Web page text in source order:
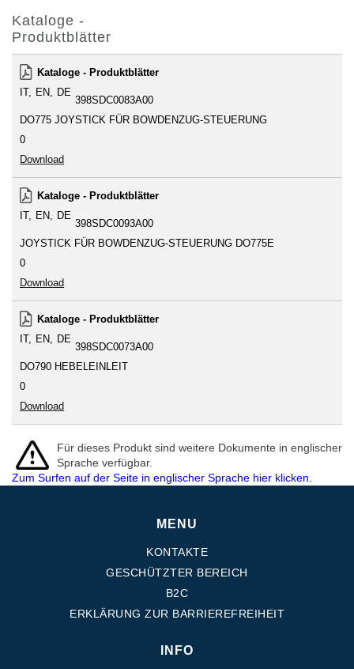
Kataloge -
Produktblätter
Kataloge - Produktblätter
IT
EN DE
398SDC0083A00
DO775 JOYSTICK FÜR BOWDENZUG-STEUERUNG
0
Download
Kataloge - Produktblätter
IT
EN DE
398SDC0093A00
JOYSTICK FÜR BOWDENZUG-STEUERUNG DO775E
0
Download
Kataloge - Produktblätter
IT
EN DE
398SDC0073A00
DO790 HEBELEINLEIT
0
Download
Für dieses Produkt sind weitere Dokumente in englischer
Sprache verfügbar.
Zum Surfen auf der Seite in englischer Sprache hier klicken.
MENU
KONTAKTE
GESCHÜTZTER BEREICH
B2C
ERKLÄRUNG ZUR BARRIEREFREIHEIT
INFO